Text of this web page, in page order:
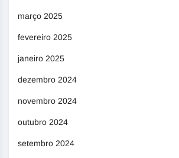
março 2025
fevereiro 2025
janeiro 2025
dezembro 2024
novembro 2024
outubro 2024
setembro 2024